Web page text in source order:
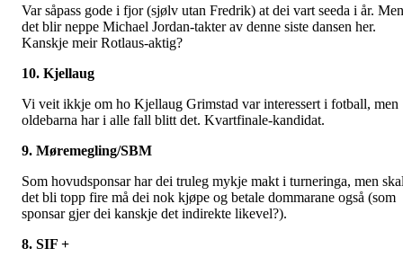
Var såpass gode i fjor (sjølv utan Fredrik) at dei vart seeda i år. Men
det blir neppe Michael Jordan-takter av denne siste dansen her.
Kanskje meir Rotlaus-aktig?
10. Kjellaug
Vi veit ikkje om ho Kjellaug Grimstad var interessert i fotball, men
oldebarna har i alle fall blitt det. Kvartfinale-kandidat.
9. Møremegling/SBM
Som hovudsponsar har dei truleg mykje makt i turneringa, men
det bli topp fire må dei nok kjøpe og betale dommarane også (som
sponsar gjer dei kanskje det indirekte likevel?).
8. SIF +